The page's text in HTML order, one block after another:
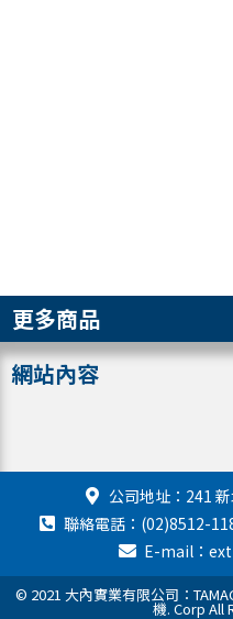
更多商品
網站內容
公司地址：241
聯絡電話：(02)8512-
E-mail：
© 2021 大內實業有限公司：
機. Corp All